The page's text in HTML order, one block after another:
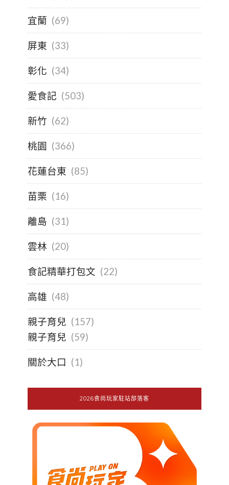
宜蘭 (69)
屏東 (33)
彰化 (34)
愛食記 (503)
新竹 (62)
桃園 (366)
花蓮台東 (85)
苗栗 (16)
離島 (31)
雲林 (20)
食記精華打包文 (22)
高雄 (48)
親子育兒 (157)
親子育兒 (59)
關於大口 (1)
2026食尚玩家駐站部落客